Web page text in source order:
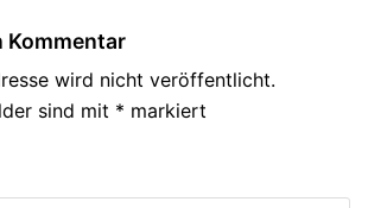
Kommentar
wird nicht veröffentlicht.
sind mit * markiert